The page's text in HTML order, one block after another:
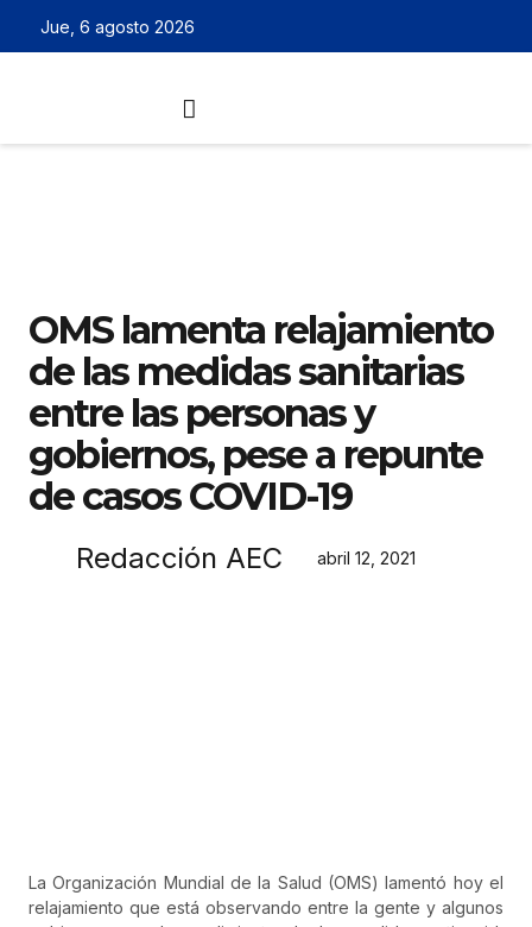
Jue, 6 agosto 2026
OMS lamenta relajamiento
de las medidas sanitarias
entre las personas y
gobiernos, pese a repunte
de casos COVID-19
Redacción AEC abril 12, 2021
La Organización Mundial de la Salud (OMS) lamentó hoy el
relajamiento que está observando entre la gente y algunos